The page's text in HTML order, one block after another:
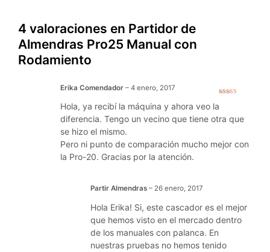
4 valoraciones en Partidor de
Almendras Pro25 Manual con
Rodamiento
Erika Comendador – 4 enero, 2017
Hola, ya recibí la máquina y ahora veo la
diferencia. Tengo un vecino que tiene otra que
se hizo el mismo.
Pero ni punto de comparación mucho mejor con
la Pro-20. Gracias por la atención.
Partir Almendras – 26 enero, 2017
Hola Erika! Si, este cascador es el mejor
que hemos visto en el mercado dentro
de los manuales con palanca. En
nuestras pruebas no hemos tenido